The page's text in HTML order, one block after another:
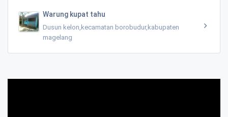
Warung kupat tahu
Dusun kelon,kecamatan borobudur,kabupaten
magelang